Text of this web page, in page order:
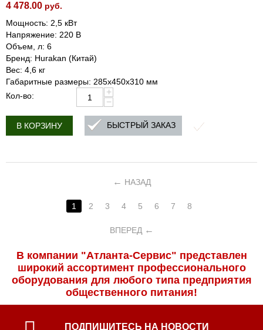
4 478.00 руб.
Мощность: 2,5 кВт
Напряжение: 220 В
Объем, л: 6
Бренд: Hurakan (Китай)
Вес: 4,6 кг
Габаритные размеры: 285x450x310 мм
Кол-во:
+
−
В КОРЗИНУ БЫСТРЫЙ ЗАКАЗ
НАЗАД
1 2 3 4 5 6 7 8
ВПЕРЕД
В компании "Атланта-Сервис" представлен
широкий ассортимент профессиональ­ного
оборудования для любого типа предприятия
общественного питания!
ПОДПИШИТЕСЬ НА НОВОСТИ